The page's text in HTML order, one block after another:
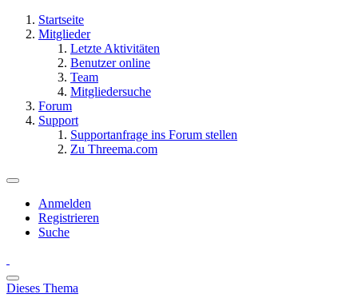
Startseite
Mitglieder
Letzte Aktivitäten
Benutzer online
Team
Mitgliedersuche
Forum
Support
Supportanfrage ins Forum stellen
Zu Threema.com
Anmelden
Registrieren
Suche
Dieses Thema